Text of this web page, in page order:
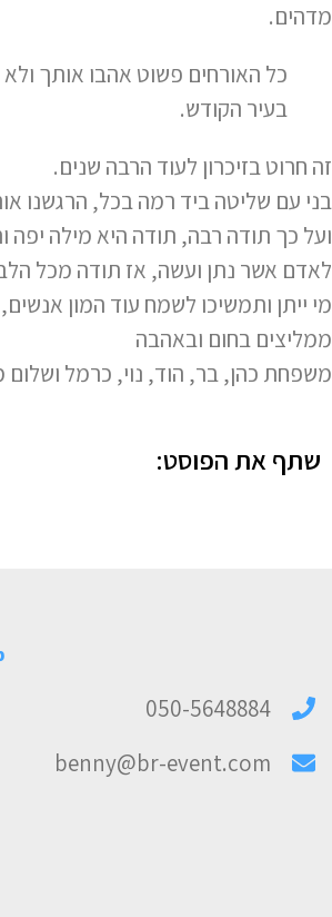
מדהים.
כל האורחים פשוט אהבו אותך ולא
בעיר הקודש.
זה חרוט בזיכרון לעוד הרבה שנים.
בני עם שליטה ביד רמה בכל, הרגשנו
ועל כך תודה רבה, תודה היא מילה
לאדם אשר נתן ועשה, אז תודה מכל
מי ייתן ותמשיכו לשמח עוד המון
ממליצים בחום ובאהבה
משפחת כהן, בר, הוד, נוי, כרמל ושלום
שתף את הפוסט:
050-5648884
benny@br-event.com